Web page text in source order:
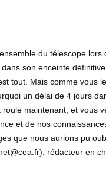
du télescope
son enceinte
tout. Mais comme
un délai de 4 jours
roule maintenant, et
et de nos
que nous aurions pu
rédacteur en